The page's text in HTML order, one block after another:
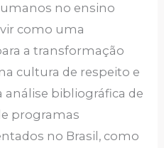
no ensino
como uma
a transformação
cultura de respeito e
análise bibliográfica de
programas
no Brasil, como